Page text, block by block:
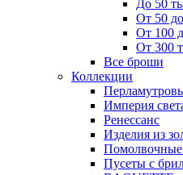
До 50
От 50
От 100
От 300
Все броши
Коллекции
Империя
Ренессанс
Изделия из
Помолвочные
Пусеты с